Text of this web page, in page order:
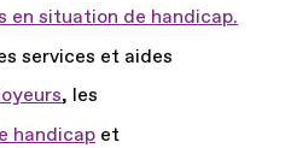
en situation de handicap.
services et aides
, les
handicap et